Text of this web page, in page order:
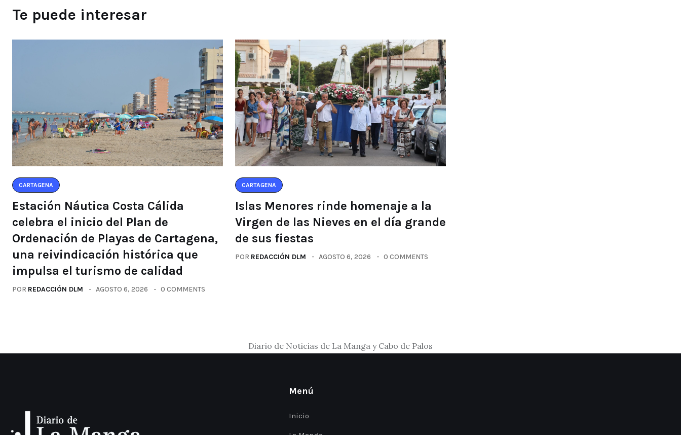
Te puede interesar
CARTAGENA
Estación Náutica Costa Cálida
celebra el inicio del Plan de
Ordenación de Playas de Cartagena,
una reivindicación histórica que
impulsa el turismo de calidad
POR REDACCIÓN DLM AGOSTO 6, 2026 0 COMMENTS
CARTAGENA
Islas Menores rinde homenaje a la
Virgen de las Nieves en el día grande
de sus fiestas
POR REDACCIÓN DLM AGOSTO 6, 2026 0 COMMENTS
Diario de Noticias de La Manga y Cabo de Palos
Menú
Inicio